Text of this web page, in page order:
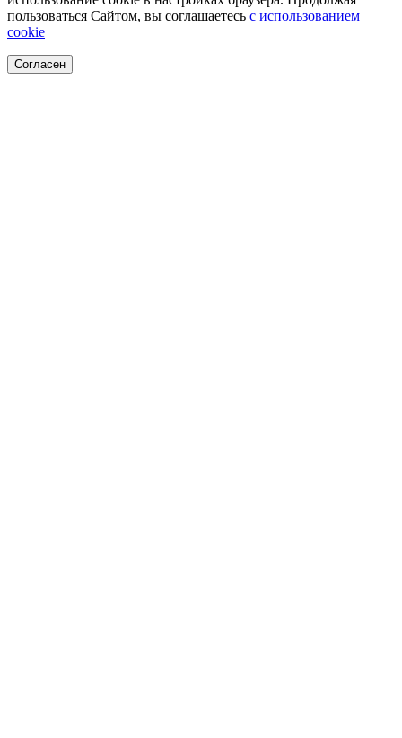
пользоваться Сайтом, вы соглашаетесь с использованием
cookie
Согласен